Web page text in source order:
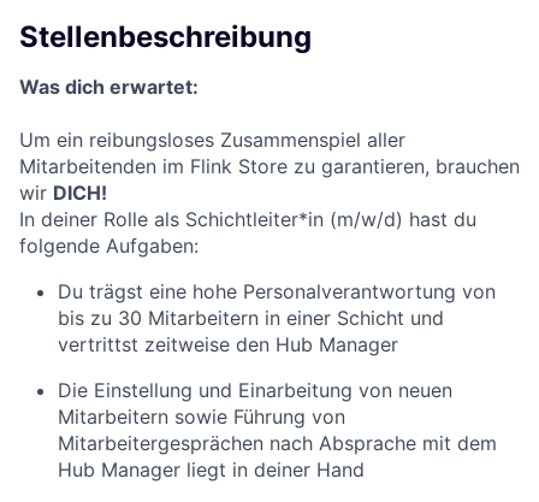
Stellenbeschreibung
Was dich erwartet:
Um ein reibungsloses Zusammenspiel aller
Mitarbeitenden im Flink Store zu garantieren, brauchen
wir DICH!
In deiner Rolle als Schichtleiter*in (m/w/d) hast du
folgende Aufgaben:
Du trägst eine hohe Personalverantwortung von
bis zu 30 Mitarbeitern in einer Schicht und
vertrittst zeitweise den Hub Manager
Die Einstellung und Einarbeitung von neuen
Mitarbeitern sowie Führung von
Mitarbeitergesprächen nach Absprache mit dem
Hub Manager liegt in deiner Hand